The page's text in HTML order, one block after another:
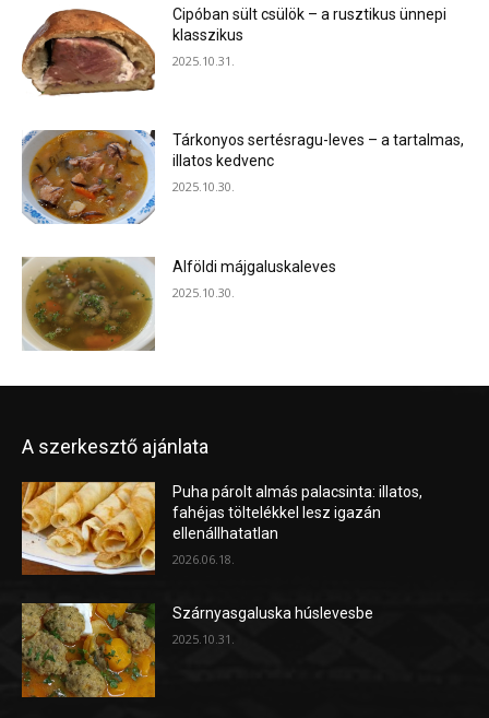
Cipóban sült csülök – a rusztikus ünnepi
klasszikus
2025.10.31.
Tárkonyos sertésragu-leves – a tartalmas,
illatos kedvenc
2025.10.30.
Alföldi májgaluskaleves
2025.10.30.
A szerkesztő ajánlata
Puha párolt almás palacsinta: illatos,
fahéjas töltelékkel lesz igazán
ellenállhatatlan
2026.06.18.
Szárnyasgaluska húslevesbe
2025.10.31.